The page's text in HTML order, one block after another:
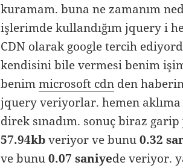
kuramam. buna ne zamanım
işlerimde kullandığım jquery i
CDN olarak google tercih
kendisini bile vermesi benim
benimmicrosoft cdn den
jquery veriyorlar. hemen
direk sınadım. sonuç biraz garip
57.94kbveriyor ve bunu0.32
ve bunu0.07 saniyede veriyor.